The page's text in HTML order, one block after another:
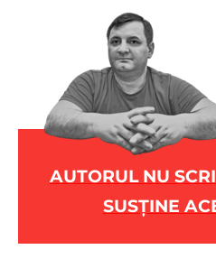
AUTORUL NU
SUSȚINE